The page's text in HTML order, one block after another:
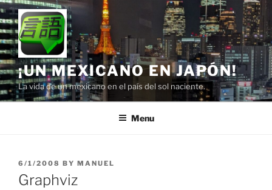
Skip
to
content
¡UN MEXICANO EN JAPÓN!
La vida de un mexicano en el país del sol naciente.
Menu
POSTED
ON
6/1/2008 BY MANUEL
Graphviz